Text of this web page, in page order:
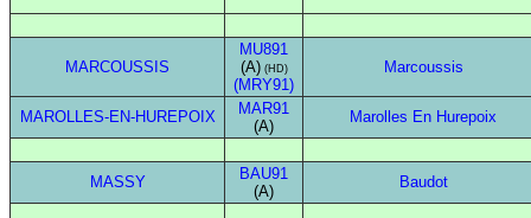
MARCOUSSIS
MU891
(A)(HD)
(MRY91)
Marcoussis
MAROLLES-EN-HUREPOIX
MAR91
(A)
Marolles En Hurepoix
MASSY
BAU91
(A)
Baudot